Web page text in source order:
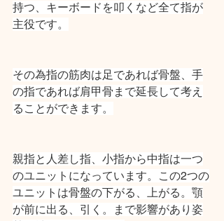
持つ、キーボードを叩くなど全て指が
主役です。
その為指の筋肉は足であれば骨盤、手
の指であれば肩甲骨まで延長して考え
ることができます。
親指と人差し指、小指から中指は一つ
のユニットになっています。この2つの
ユニットは骨盤の下がる、上がる。顎
が前に出る、引く。まで影響があり姿